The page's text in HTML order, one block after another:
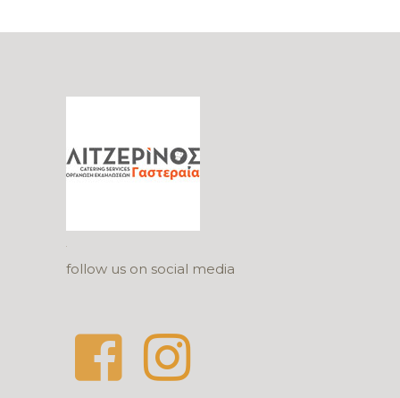
follow us on social media